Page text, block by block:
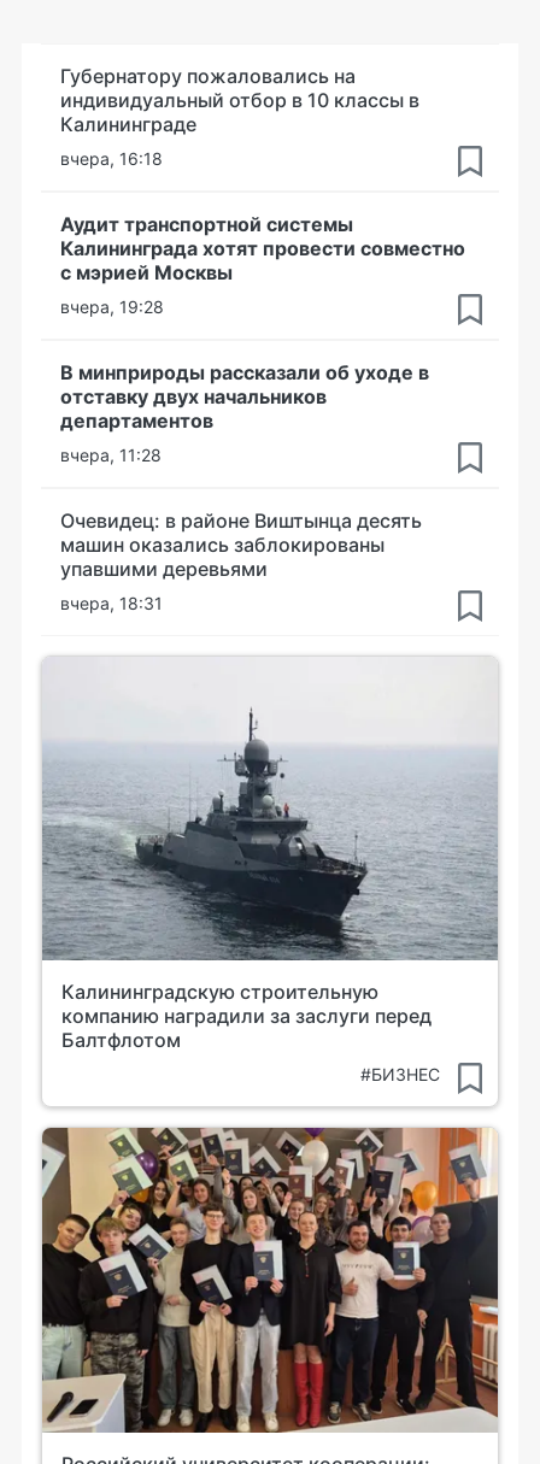
Губернатору пожаловались на
индивидуальный отбор в 10 классы в
Калининграде
вчера, 16:18
Аудит транспортной системы
Калининграда хотят провести совместно
с мэрией Москвы
вчера, 19:28
В минприроды рассказали об уходе в
отставку двух начальников
департаментов
вчера, 11:28
Очевидец: в районе Виштынца десять
машин оказались заблокированы
упавшими деревьями
вчера, 18:31
Калининградскую строительную
компанию наградили за заслуги перед
Балтфлотом
#БИЗНЕС